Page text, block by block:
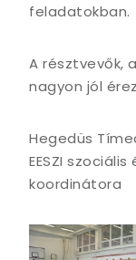
feladatokban.
A résztvevők,
nagyon jól
Hegedüs
EESZI
koordinátora